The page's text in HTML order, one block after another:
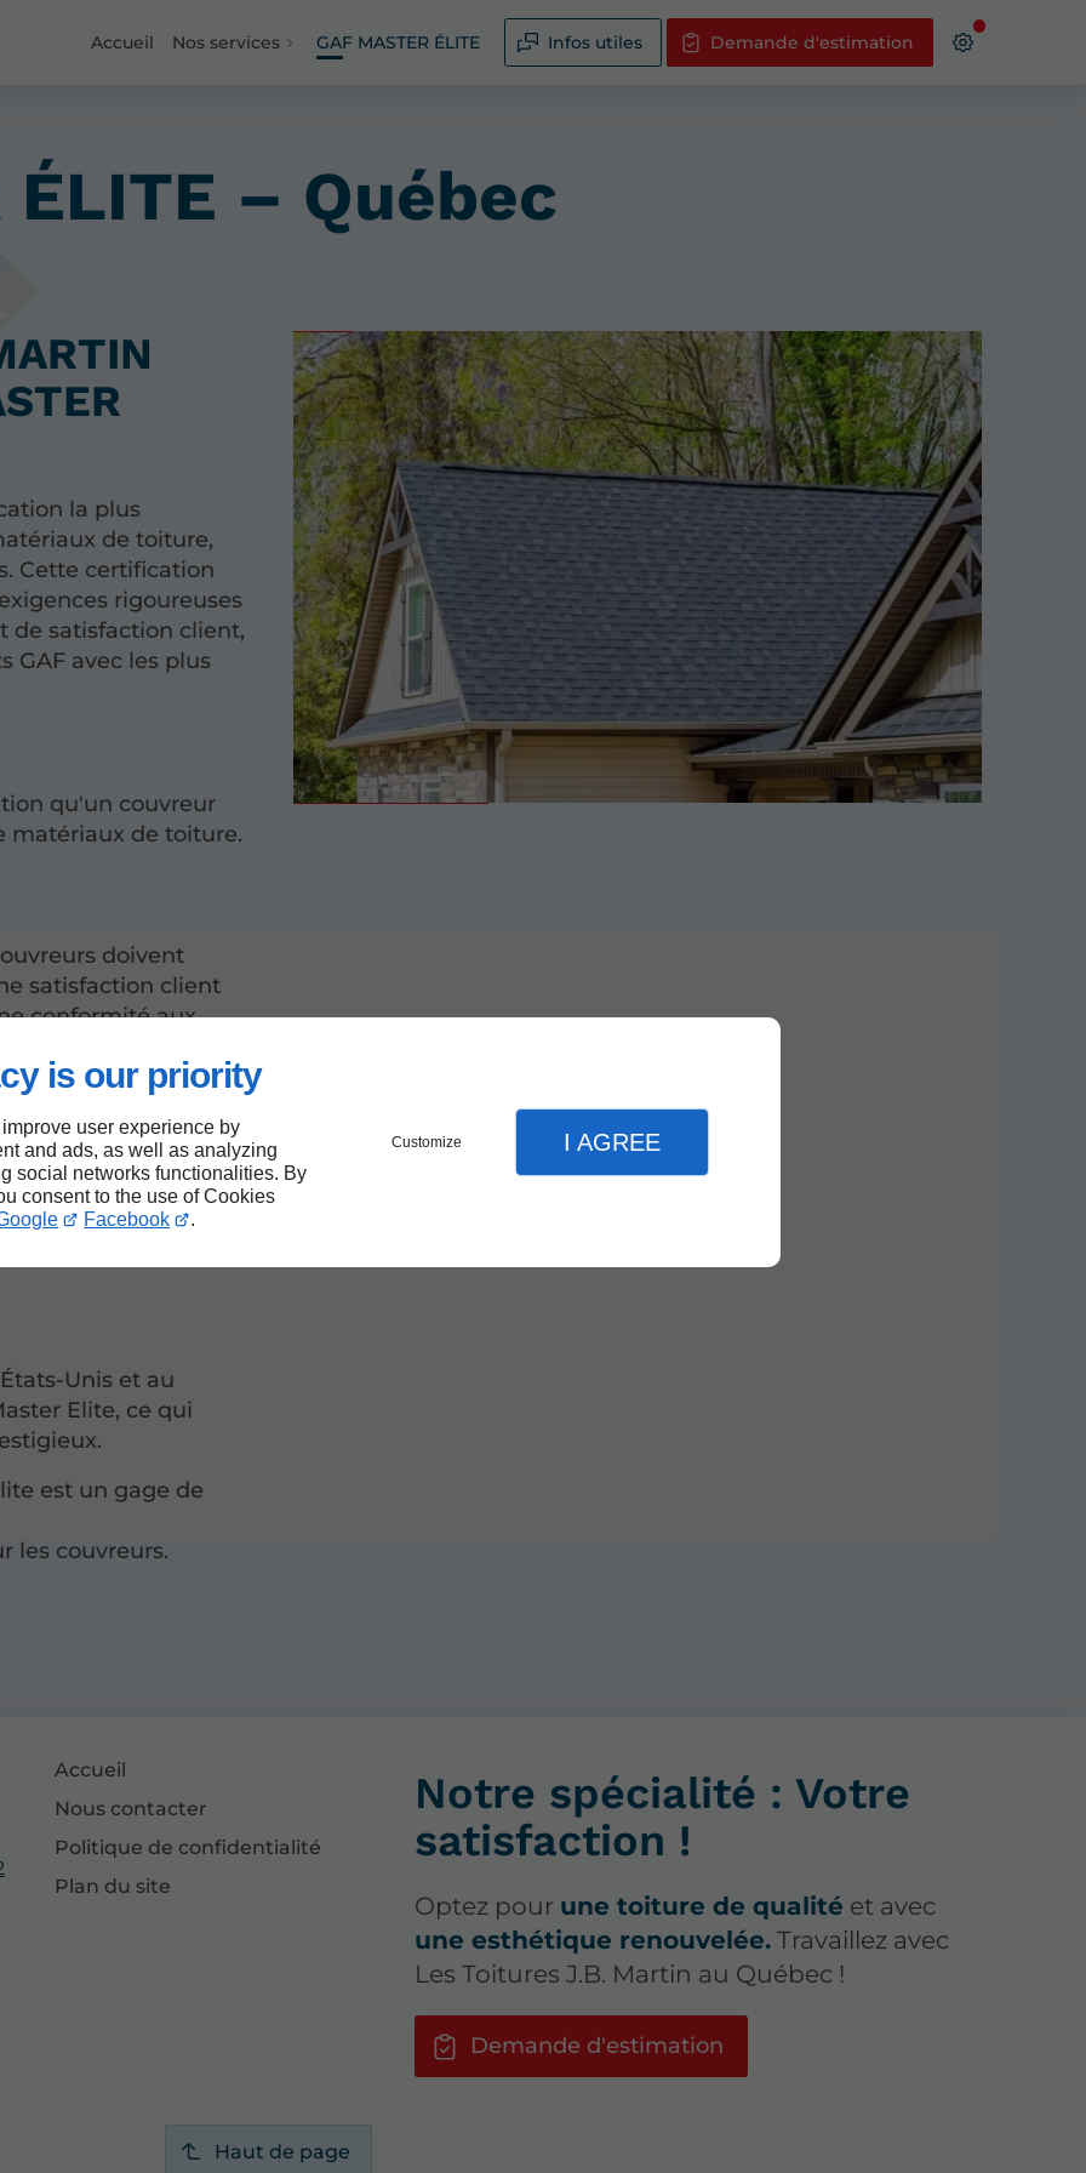
is our priority
user experience by
and ads, as well as analyzing
social networks functionalities. By
consent to the use of Cookies
Facebook .
Customize I AGREE
Accueil Nos services GAF MASTER ÉLITE Infos utiles Demande d'estimation
ÉLITE – Québec
la plus
de toiture,
Cette certification
rigoureuses
de satisfaction client,
GAF avec les plus
qu'un couvreur
matériaux de toiture.
doivent
satisfaction client
conformité aux
certifié GAF Master
notamment la
à la fois les
Unis et au
Elite, ce qui
est un gage de
les couvreurs.
Accueil
Nous contacter
Politique de confidentialité
Plan du site
Notre spécialité : Votre
satisfaction !
Optez pour une toiture de qualité et avec
une esthétique renouvelée. Travaillez avec
Les Toitures J.B. Martin au Québec !
Demande d'estimation
Haut de page